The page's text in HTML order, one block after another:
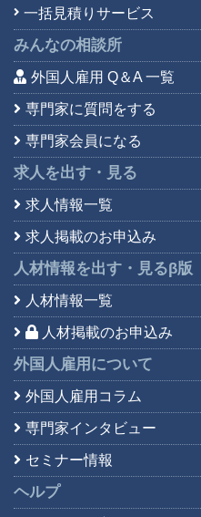
一括見積りサービス
みんなの相談所
外国人雇用 Q＆A 一覧
専門家に質問をする
専門家会員になる
求人を出す・見る
求人情報一覧
求人掲載のお申込み
人材情報を出す・見るβ版
人材情報一覧
人材掲載のお申込み
外国人雇用について
外国人雇用コラム
専門家インタビュー
セミナー情報
ヘルプ